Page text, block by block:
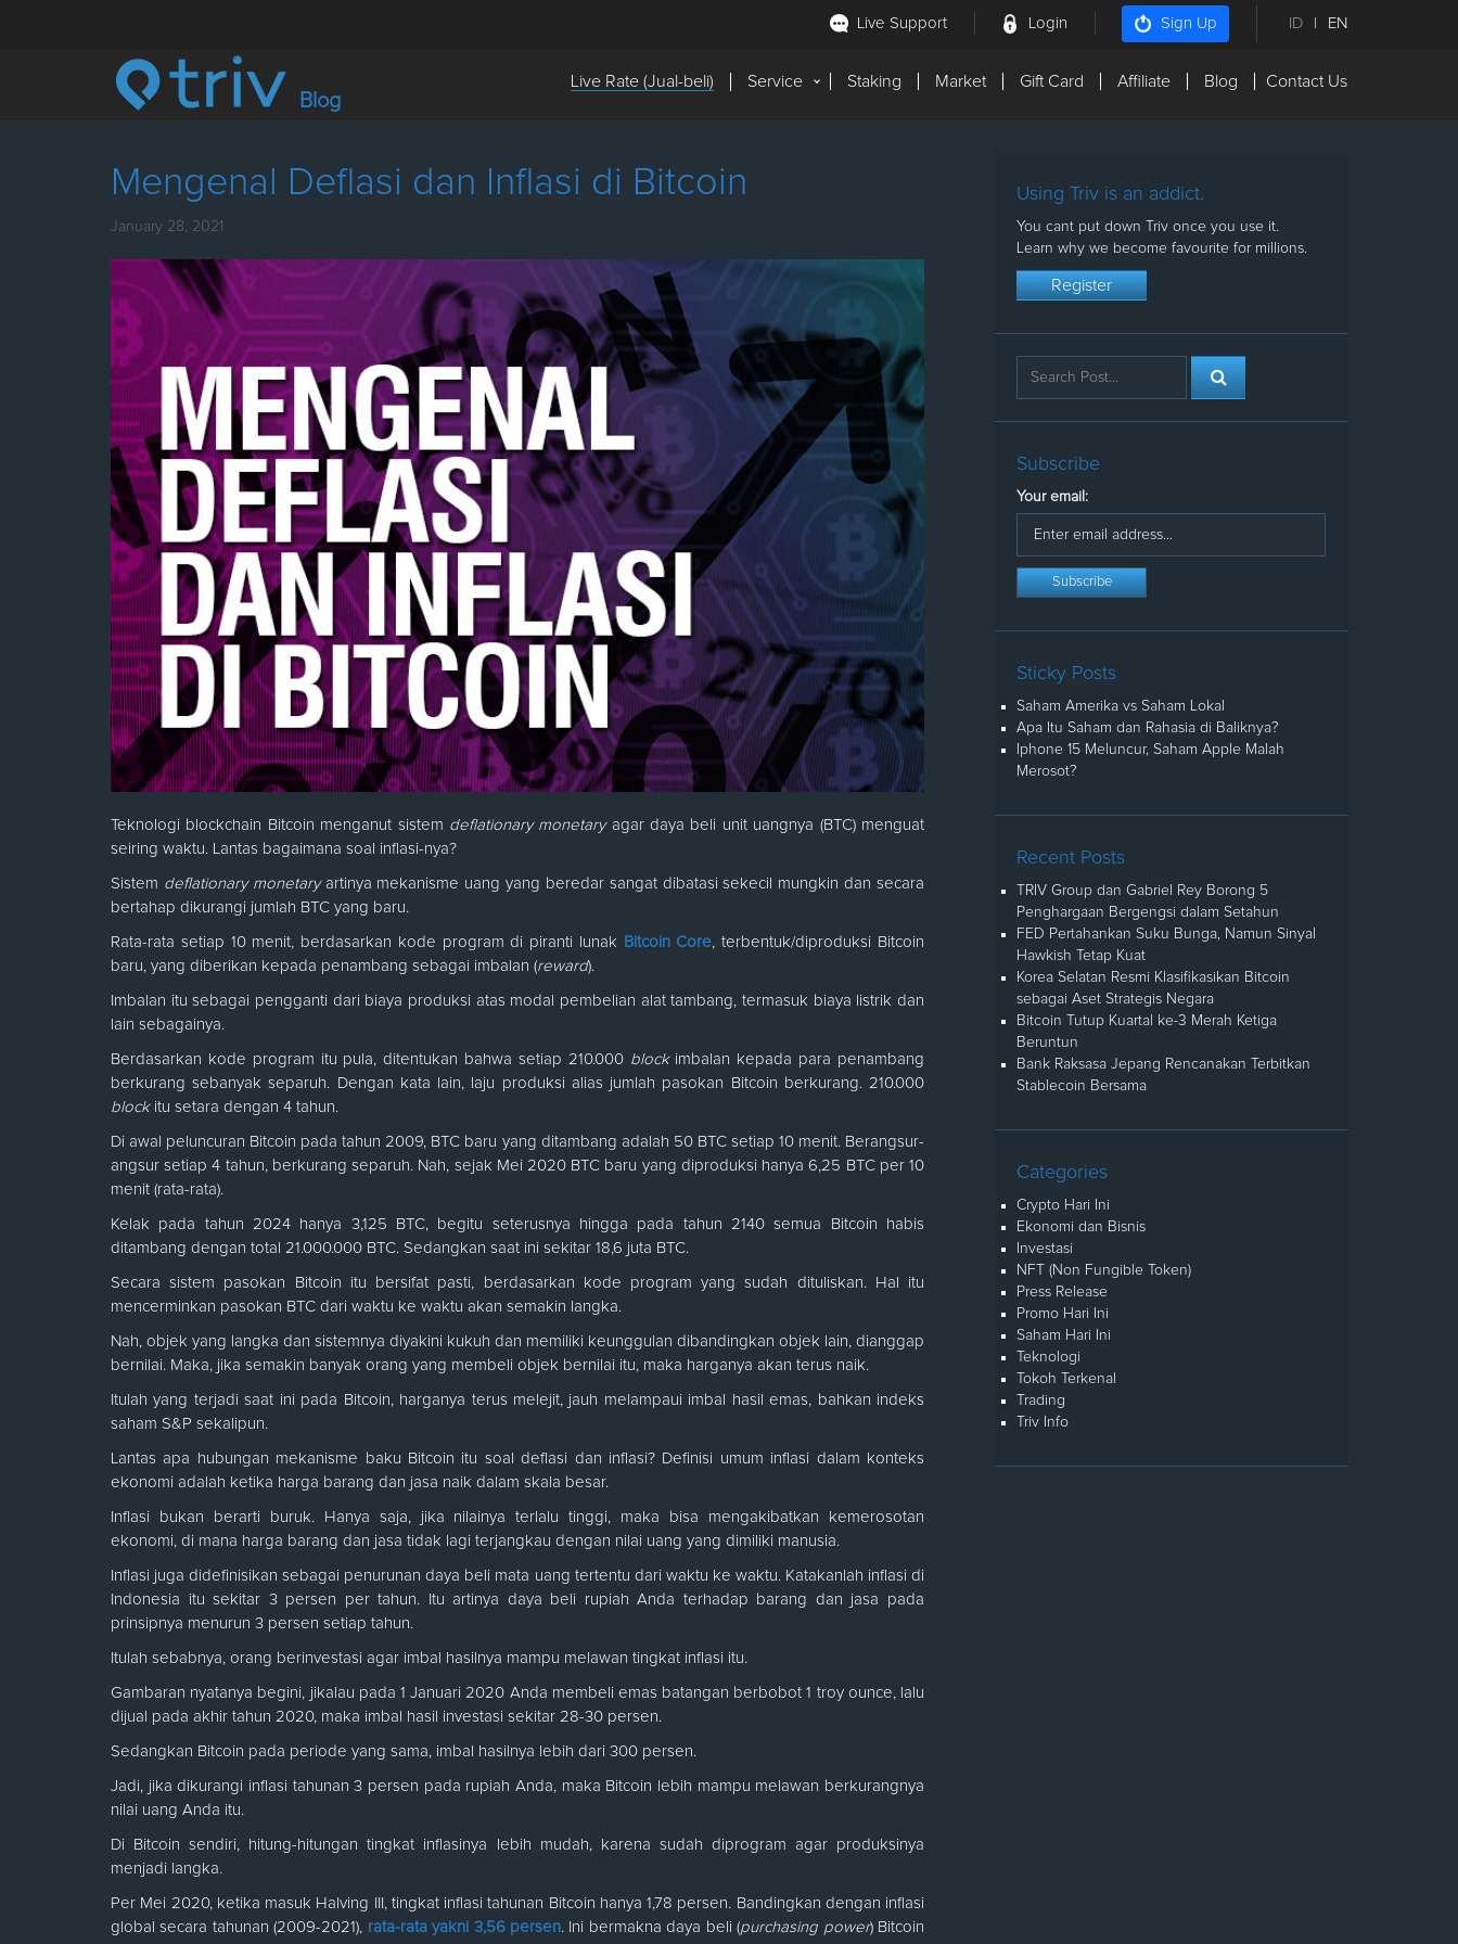
Live Support Login Sign Up ID | EN
Blog
Live Rate (Jual-beli) Service Staking Market Gift Card Affiliate Blog Contact Us
Mengenal Deflasi dan Inflasi di Bitcoin
January 28, 2021
Teknologi blockchain Bitcoin menganut sistem deflationary monetary agar daya beli unit uangnya (BTC) menguat
seiring waktu. Lantas bagaimana soal inflasi-nya?
Sistem deflationary monetaryartinya mekanisme uang yang beredar sangat dibatasi sekecil mungkin dan secara
bertahap dikurangi jumlah BTC yang baru.
Rata-rata setiap 10 menit, berdasarkan kode program di piranti lunak Bitcoin Core, terbentuk/diproduksi Bitcoin
baru, yang diberikan kepada penambang sebagai imbalan (reward).
Imbalan itu sebagai pengganti dari biaya produksi atas modal pembelian alat tambang, termasuk biaya listrik dan
lain sebagainya.
Berdasarkan kode program itu pula, ditentukan bahwa setiap 210.000 blockimbalan kepada para penambang
berkurang sebanyak separuh. Dengan kata lain, laju produksi alias jumlah pasokan Bitcoin berkurang. 210.000
block itu setara dengan 4 tahun.
Di awal peluncuran Bitcoin pada tahun 2009, BTC baru yang ditambang adalah 50 BTC setiap 10 menit. Berangsur-
angsur setiap 4 tahun, berkurang separuh. Nah, sejak Mei 2020 BTC baru yang diproduksi hanya 6,25 BTC per 10
menit (rata-rata).
Kelak pada tahun 2024 hanya 3,125 BTC, begitu seterusnya hingga pada tahun 2140 semua Bitcoin habis
ditambang dengan total 21.000.000 BTC. Sedangkan saat ini sekitar 18,6 juta BTC.
Secara sistem pasokan Bitcoin itu bersifat pasti, berdasarkan kode program yang sudah dituliskan. Hal itu
mencerminkan pasokan BTC dari waktu ke waktu akan semakin langka.
Nah, objek yang langka dan sistemnya diyakini kukuh dan memiliki keunggulan dibandingkan objek lain, dianggap
bernilai. Maka, jika semakin banyak orang yang membeli objek bernilai itu, maka harganya akan terus naik.
Itulah yang terjadi saat ini pada Bitcoin, harganya terus melejit, jauh melampaui imbal hasil emas, bahkan indeks
saham S&P sekalipun.
Lantas apa hubungan mekanisme baku Bitcoin itu soal deflasi dan inflasi? Definisi umum inflasi dalam konteks
ekonomi adalah ketika harga barang dan jasa naik dalam skala besar.
Inflasi bukan berarti buruk. Hanya saja, jika nilainya terlalu tinggi, maka bisa mengakibatkan kemerosotan
ekonomi, di mana harga barang dan jasa tidak lagi terjangkau dengan nilai uang yang dimiliki manusia.
Inflasi juga didefinisikan sebagai penurunan daya beli mata uang tertentu dari waktu ke waktu. Katakanlah inflasi di
Indonesia itu sekitar 3 persen per tahun. Itu artinya daya beli rupiah Anda terhadap barang dan jasa pada
prinsipnya menurun 3 persen setiap tahun.
Itulah sebabnya, orang berinvestasi agar imbal hasilnya mampu melawan tingkat inflasi itu.
Gambaran nyatanya begini, jikalau pada 1 Januari 2020 Anda membeli emas batangan berbobot 1 troy ounce, lalu
dijual pada akhir tahun 2020, maka imbal hasil investasi sekitar 28-30 persen.
Sedangkan Bitcoin pada periode yang sama, imbal hasilnya lebih dari 300 persen.
Jadi, jika dikurangi inflasi tahunan 3 persen pada rupiah Anda, maka Bitcoin lebih mampu melawan berkurangnya
nilai uang Anda itu.
Di Bitcoin sendiri, hitung-hitungan tingkat inflasinya lebih mudah, karena sudah diprogram agar produksinya
menjadi langka.
Per Mei 2020, ketika masuk Halving III, tingkat inflasi tahunan Bitcoin hanya 1,78 persen. Bandingkan dengan inflasi
global secara tahunan (2009-2021), rata-rata yakni 3,56 persen. Ini bermakna daya beli (purchasing power) Bitcoin
Using Triv is an addict.
You cant put down Triv once you use it.
Learn why we become favourite for millions.
Register
Subscribe
Your email:
Sticky Posts
Saham Amerika vs Saham Lokal
Apa Itu Saham dan Rahasia di Baliknya?
Iphone 15 Meluncur, Saham Apple Malah
Merosot?
Recent Posts
TRIV Group dan Gabriel Rey Borong 5
Penghargaan Bergengsi dalam Setahun
FED Pertahankan Suku Bunga, Namun Sinyal
Hawkish Tetap Kuat
Korea Selatan Resmi Klasifikasikan Bitcoin
sebagai Aset Strategis Negara
Bitcoin Tutup Kuartal ke-3 Merah Ketiga
Beruntun
Bank Raksasa Jepang Rencanakan Terbitkan
Stablecoin Bersama
Categories
Crypto Hari Ini
Ekonomi dan Bisnis
Investasi
NFT (Non Fungible Token)
Press Release
Promo Hari Ini
Saham Hari Ini
Teknologi
Tokoh Terkenal
Trading
Triv Info